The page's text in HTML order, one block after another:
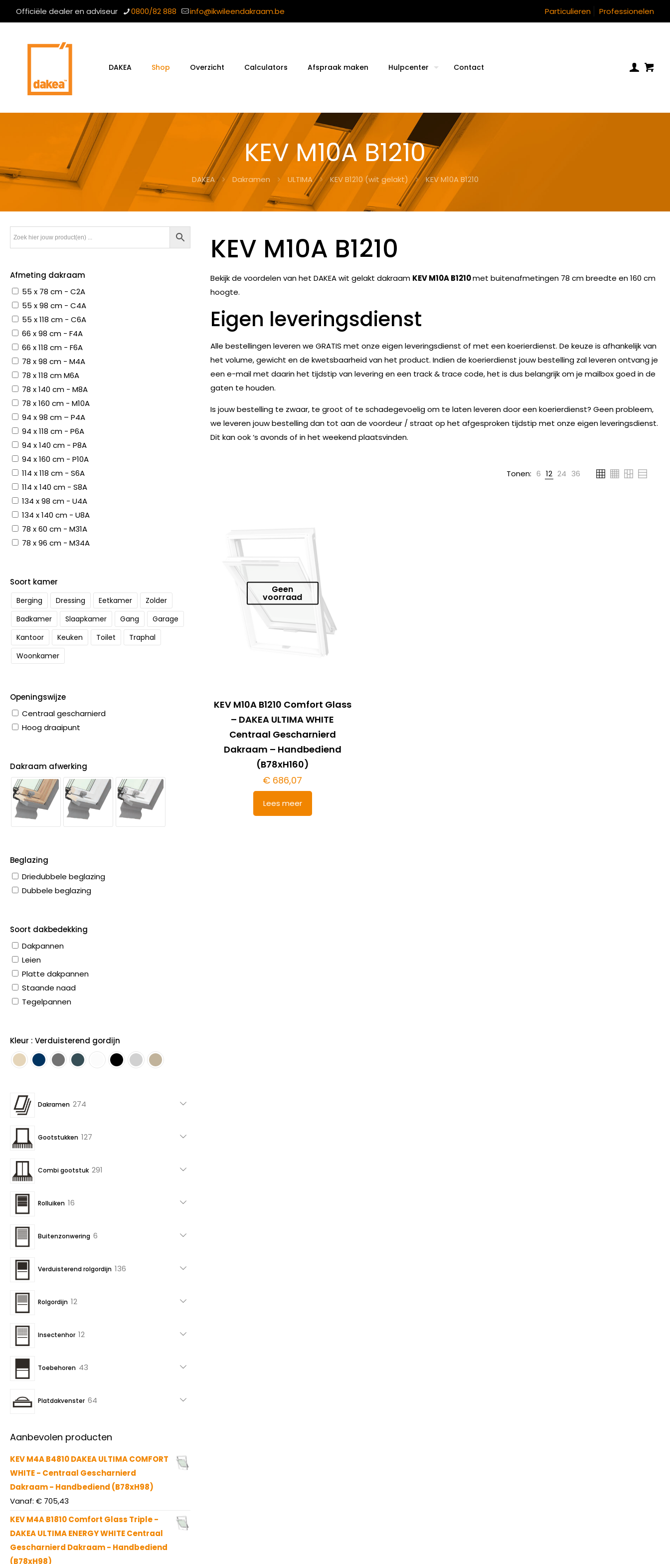
Officiële dealer en adviseur 0800/82 888 info@ikwileendakraam.be Particulieren Professionelen
DAKEA Shop Overzicht Calculators Afspraak maken Hulpcenter Contact
KEV M10A B1210
DAKEA Dakramen ULTIMA KEV B1210 (wit gelakt) KEV M10A B1210
KEV M10A B1210
Bekijk de voordelen van het DAKEA wit gelakt dakraam KEV M10A B1210met buitenafmetingen 78 cm breedte en 160 cm
hoogte.
Eigen leveringsdienst
Alle bestellingen leveren we GRATIS met onze eigen leveringsdienst of met een koerierdienst. De keuze is afhankelijk van
het volume, gewicht en de kwetsbaarheid van het product. Indien de koerierdienst jouw bestelling zal leveren ontvang je
een e-mail met daarin het tijdstip van levering en een track & trace code, het is dus belangrijk om je mailbox goed in de
gaten te houden.
Is jouw bestelling te zwaar, te groot of te schadegevoelig om te laten leveren door een koerierdienst? Geen probleem,
we leveren jouw bestelling dan tot aan de voordeur / straat op het afgesproken tijdstip met onze eigen leveringsdienst.
Dit kan ook ‘s avonds of in het weekend plaatsvinden.
Tonen: 6 12 24 36
Geen
voorraad
KEV M10A B1210 Comfort Glass
– DAKEA ULTIMA WHITE
Centraal Gescharnierd
Dakraam – Handbediend
(B78xH160)
€ 686,07
Lees meer
Afmeting dakraam
55 x 78 cm - C2A
55 x 98 cm - C4A
55 x 118 cm - C6A
66 x 98 cm - F4A
66 x 118 cm - F6A
78 x 98 cm - M4A
78 x 118 cm M6A
78 x 140 cm - M8A
78 x 160 cm - M10A
94 x 98 cm – P4A
94 x 118 cm - P6A
94 x 140 cm - P8A
94 x 160 cm - P10A
114 x 118 cm - S6A
114 x 140 cm - S8A
134 x 98 cm - U4A
134 x 140 cm - U8A
78 x 60 cm - M31A
78 x 96 cm - M34A
Soort kamer
Berging Dressing Eetkamer
Zolder
Badkamer
Slaapkamer Gang
Garage
Kantoor
Keuken Toilet
Traphal
Woonkamer
Openingswijze
Centraal gescharnierd
Hoog draaipunt
Dakraam afwerking
Beglazing
Driedubbele beglazing
Dubbele beglazing
Soort dakbedekking
Dakpannen
Leien
Platte dakpannen
Staande naad
Tegelpannen
Kleur : Verduisterend gordijn
Dakramen 274
Gootstukken 127
Combi gootstuk 291
Rolluiken 16
Buitenzonwering 6
Verduisterend rolgordijn 136
Rolgordijn 12
Insectenhor 12
Toebehoren 43
Platdakvenster 64
Aanbevolen producten
KEV M4A B4810 DAKEA ULTIMA COMFORT
WHITE - Centraal Gescharnierd
Dakraam - Handbediend (B78xH98)
Vanaf: € 705,43
KEV M4A B1810 Comfort Glass Triple -
DAKEA ULTIMA ENERGY WHITE Centraal
Gescharnierd Dakraam - Handbediend
(B78xH98)